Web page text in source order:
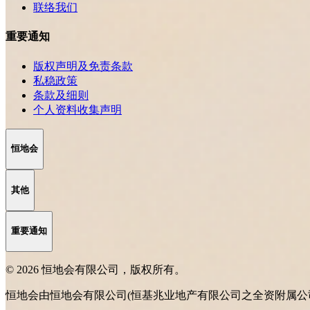
联络我们
重要通知
版权声明及免责条款
私稳政策
条款及细则
个人资料收集声明
恒地会
其他
重要通知
© 2026 恒地会有限公司，版权所有。
恒地会由恒地会有限公司(恒基兆业地产有限公司之全资附属